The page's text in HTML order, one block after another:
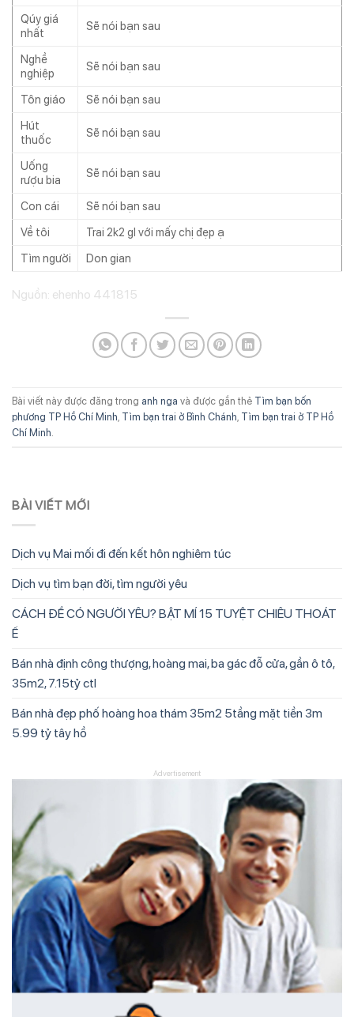
Qúy giá
nhất
Sẽ nói bạn sau
Nghề
nghiệp
Sẽ nói bạn sau
Tôn giáo
Sẽ nói bạn sau
Hút
thuốc
Sẽ nói bạn sau
Uống
rượu bia
Sẽ nói bạn sau
Con cái
Sẽ nói bạn sau
Về tôi
Trai 2k2 gl với mấy chị đẹp ạ
Tìm người
Don gian
Nguồn: ehenho 441815
Bài viết này được đăng trong anh nga và được gắn thẻ Tìm bạn bốn
phương TP Hồ Chí Minh Tìm bạn trai ở Bình Chánh Tìm bạn trai ở TP Hồ
Chí Minh
BÀI VIẾT MỚI
Dịch vụ Mai mối đi đến kết hôn nghiêm túc
Dịch vụ tìm bạn đời, tìm người yêu
CÁCH ĐỂ CÓ NGƯỜI YÊU? BẬT MÍ 15 TUYỆT CHIÊU THOÁT
Ế
Bán nhà định công thượng, hoàng mai, ba gác đỗ cửa, gần ô tô,
35m2, 7.15tỷ ctl
Bán nhà đẹp phố hoàng hoa thám 35m2 5tầng mặt tiền 3m
5.99 tỷ tây hồ
Advertisement